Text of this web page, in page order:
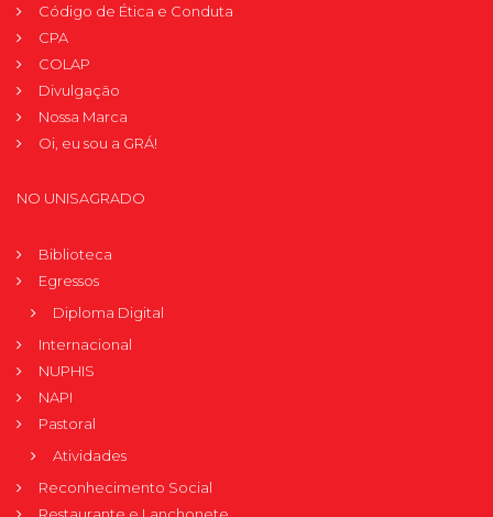
Código de Ética e Conduta
CPA
COLAP
Divulgação
Nossa Marca
Oi, eu sou a GRÁ!
NO UNISAGRADO
Biblioteca
Egressos
Diploma Digital
Internacional
NUPHIS
NAPI
Pastoral
Atividades
Reconhecimento Social
Restaurante e Lanchonete